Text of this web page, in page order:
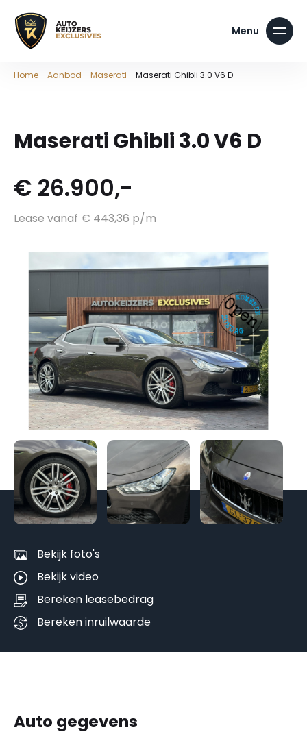
Home- Aanbod - Maserati - Maserati Ghibli 3.0 V6 D
Maserati Ghibli 3.0 V6 D
€ 26.900,-
Lease vanaf € 443,36 p/m
Bekijk foto's
Bekijk video
Bereken leasebedrag
Bereken inruilwaarde
Auto gegevens